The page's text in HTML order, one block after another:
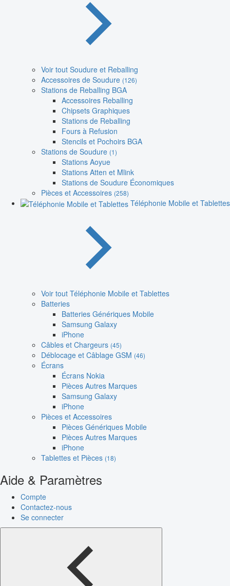
Voir tout Soudure et Reballing
Accessoires de Soudure (126)
Stations de Reballing BGA
Accessoires Reballing
Chipsets Graphiques
Stations de Reballing
Fours à Refusion
Stencils et Pochoirs BGA
Stations de Soudure (1)
Stations Aoyue
Stations Atten et Mlink
Stations de Soudure Économiques
Pièces et Accessoires (258)
Téléphonie Mobile et Tablettes
Voir tout Téléphonie Mobile et Tablettes
Batteries
Batteries Génériques Mobile
Samsung Galaxy
iPhone
Câbles et Chargeurs (45)
Déblocage et Câblage GSM (46)
Écrans
Écrans Nokia
Pièces Autres Marques
Samsung Galaxy
iPhone
Pièces et Accessoires
Pièces Génériques Mobile
Pièces Autres Marques
iPhone
Tablettes et Pièces (18)
Aide & Paramètres
Compte
Contactez-nous
Se connecter